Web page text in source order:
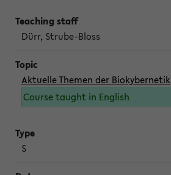
Dürr, Strube-Bloss
Aktuelle Themen der Biokybernetik
Course taught in English
S